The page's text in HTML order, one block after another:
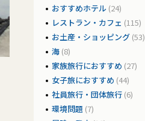
おすすめホテル (24)
レストラン・カフェ (115)
お土産・ショッピング (53)
海 (8)
家族旅行におすすめ (27)
女子旅におすすめ (44)
社員旅行・団体旅行 (6)
環境問題 (7)